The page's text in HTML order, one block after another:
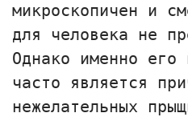
микроскопичен и
для человека не
Однако именно его
часто является
нежелательных